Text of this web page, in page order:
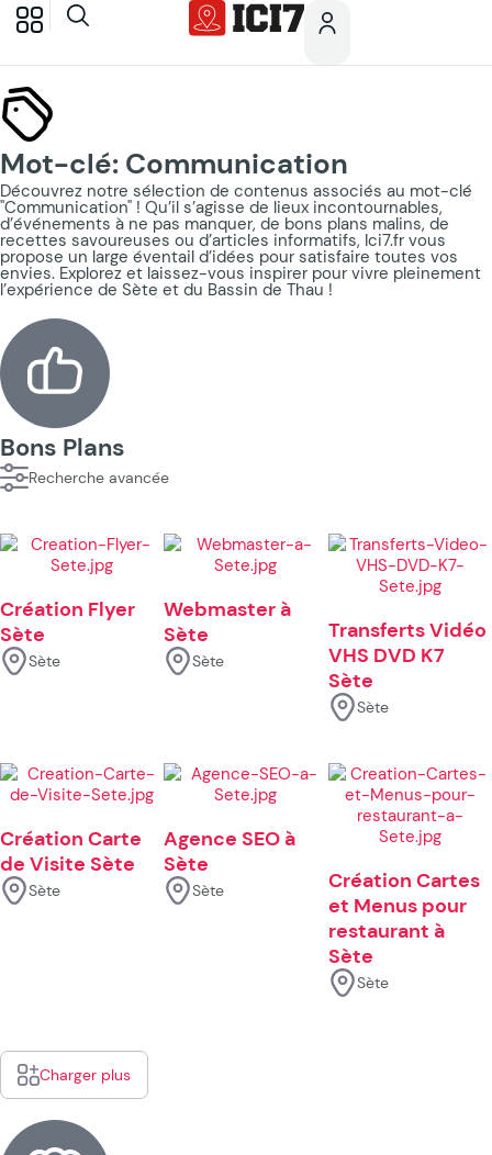
Mot-clé: Communication
Découvrez notre sélection de contenus associés au mot-clé
"Communication" ! Qu’il s’agisse de lieux incontournables,
d’événements à ne pas manquer, de bons plans malins, de
recettes savoureuses ou d’articles informatifs, Ici7.fr vous
propose un large éventail d’idées pour satisfaire toutes vos
envies. Explorez et laissez-vous inspirer pour vivre pleinement
l’expérience de Sète et du Bassin de Thau !
Bons Plans
Recherche avancée
Création Flyer
Sète
Sète
Webmaster à
Sète
Sète
Transferts Vidéo
VHS DVD K7
Sète
Sète
Création Carte
de Visite Sète
Sète
Agence SEO à
Sète
Sète
Création Cartes
et Menus pour
restaurant à
Sète
Sète
Charger plus